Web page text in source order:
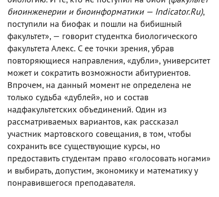
биоинженерии и биоинформатики — Indicator.Ru),
поступили на биофак и пошли на бибишный
факультет», — говорит студентка биологического
факультета Алекс. С ее точки зрения, убрав
повторяющиеся направления, «дубли», университет
может и сократить возможности абитуриентов.
Впрочем, на данный момент не определена не
только судьба «дублей», но и состав
надфакультетских объединений. Один из
рассматриваемых вариантов, как рассказал
участник мартовского совещания, в том, чтобы
сохранить все существующие курсы, но
предоставить студентам право «голосовать ногами»
и выбирать, допустим, экономику и математику у
понравившегося преподавателя.